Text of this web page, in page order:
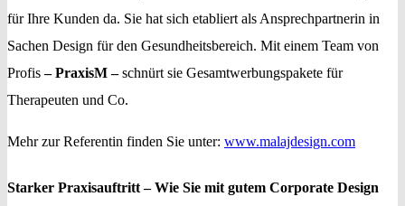
für Ihre Kunden da. Sie hat sich etabliert als Ansprechpartnerin in
Sachen Design für den Gesundheitsbereich. Mit einem Team von
Profis– PraxisM –schnürt sie Gesamtwerbungspakete für
Therapeuten und Co.
Mehr zur Referentin finden Sie unter: www.malajdesign.com
Starker Praxisauftritt – Wie Sie mit gutem Corporate Design